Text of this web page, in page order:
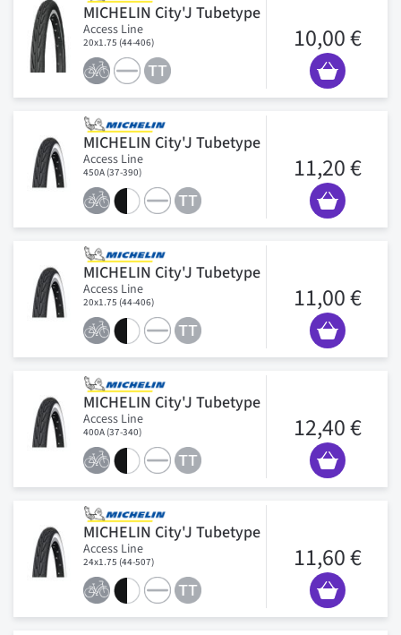
MICHELIN City'J Tubetype
Access Line
20x1.75 (44-406) 10,00 €
MICHELIN City'J Tubetype
Access Line
450A (37-390) 11,20 €
MICHELIN City'J Tubetype
Access Line
20x1.75 (44-406) 11,00 €
MICHELIN City'J Tubetype
Access Line
400A (37-340) 12,40 €
MICHELIN City'J Tubetype
Access Line
24x1.75 (44-507) 11,60 €